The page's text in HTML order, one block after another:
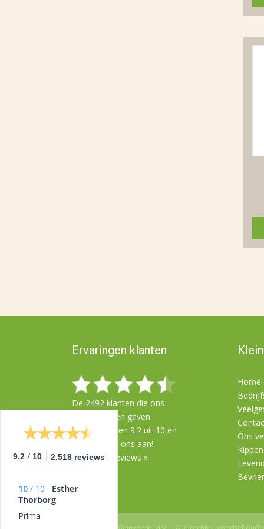
Ervaringen klanten
De 2492 klanten die ons
beoordeelden gaven
gemiddeld een 9.2 uit 10 en
98% beveelt ons aan!
Bekijk alle reviews »
Home
Ons
9.2 / 10 2.518 reviews
10 / 10
Esther
Thorborg
Prima